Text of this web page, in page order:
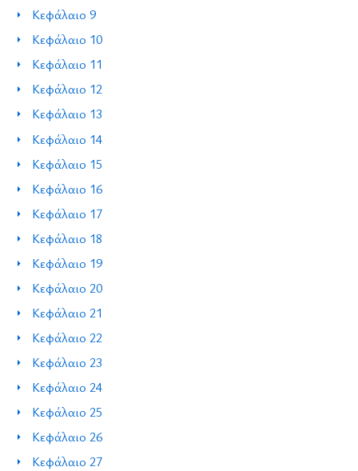
Κεφάλαιο 9
Κεφάλαιο 10
Κεφάλαιο 11
Κεφάλαιο 12
Κεφάλαιο 13
Κεφάλαιο 14
Κεφάλαιο 15
Κεφάλαιο 16
Κεφάλαιο 17
Κεφάλαιο 18
Κεφάλαιο 19
Κεφάλαιο 20
Κεφάλαιο 21
Κεφάλαιο 22
Κεφάλαιο 23
Κεφάλαιο 24
Κεφάλαιο 25
Κεφάλαιο 26
Κεφάλαιο 27